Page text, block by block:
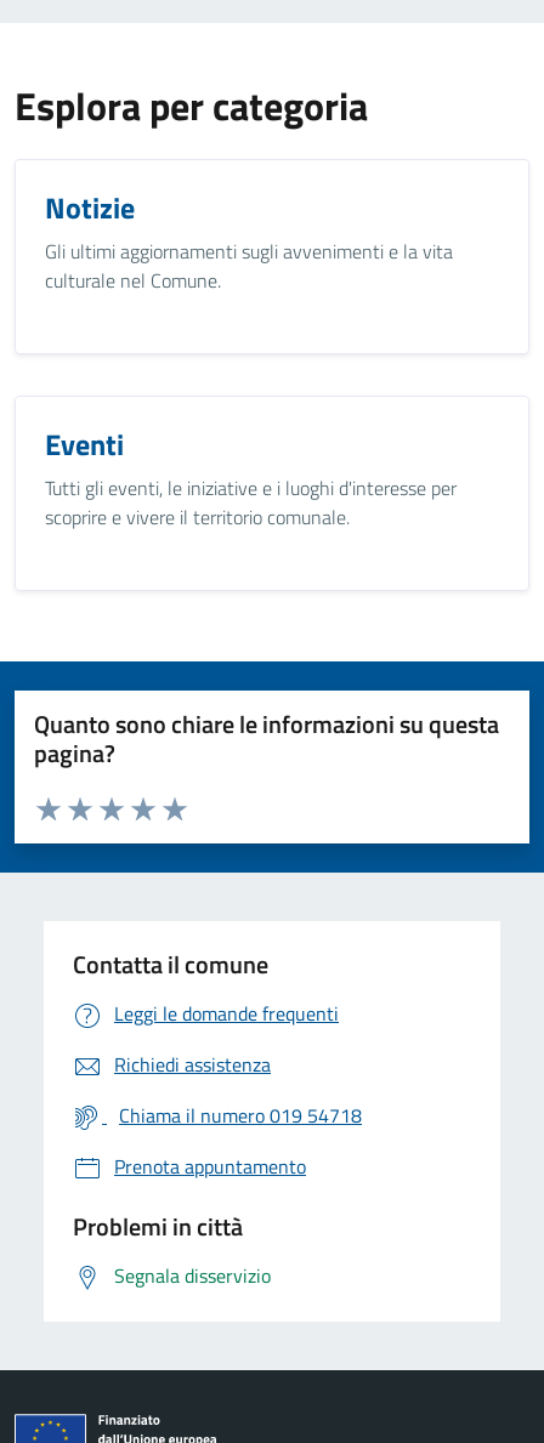
Esplora per categoria
Notizie
Gli ultimi aggiornamenti sugli avvenimenti e la vita
culturale nel Comune.
Eventi
Tutti gli eventi, le iniziative e i luoghi d'interesse per
scoprire e vivere il territorio comunale.
Quanto sono chiare le informazioni su questa
pagina?
Valuta da 1 a 5 stelle la pagina
Valuta 5 stelle su 5
Valuta 4 stelle su 5
Valuta 3 stelle su 5
Valuta 2 stelle su 5
Valuta 1 stelle su 5
Contatta il comune
Leggi le domande frequenti
Richiedi assistenza
Chiama il numero 019 54718
Prenota appuntamento
Problemi in città
Segnala disservizio